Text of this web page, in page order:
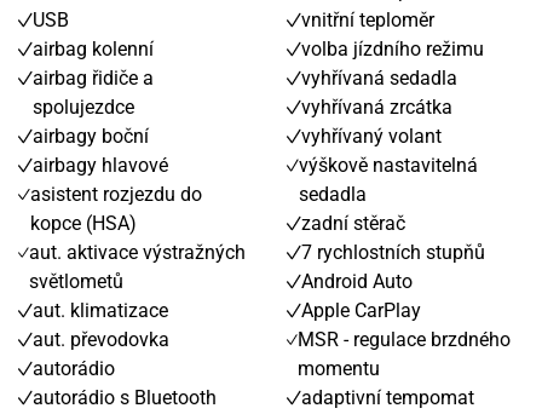
USB
airbag kolenní
airbag řidiče a
spolujezdce
airbagy boční
airbagy hlavové
asistent rozjezdu do
kopce (HSA)
aut. aktivace výstražných
světlometů
aut. klimatizace
aut. převodovka
autorádio
autorádio s Bluetooth
vnitřní teploměr
volba jízdního režimu
vyhřívaná sedadla
vyhřívaná zrcátka
vyhřívaný volant
výškově nastavitelná
sedadla
zadní stěrač
7 rychlostních stupňů
Android Auto
Apple CarPlay
MSR - regulace brzdného
momentu
adaptivní tempomat